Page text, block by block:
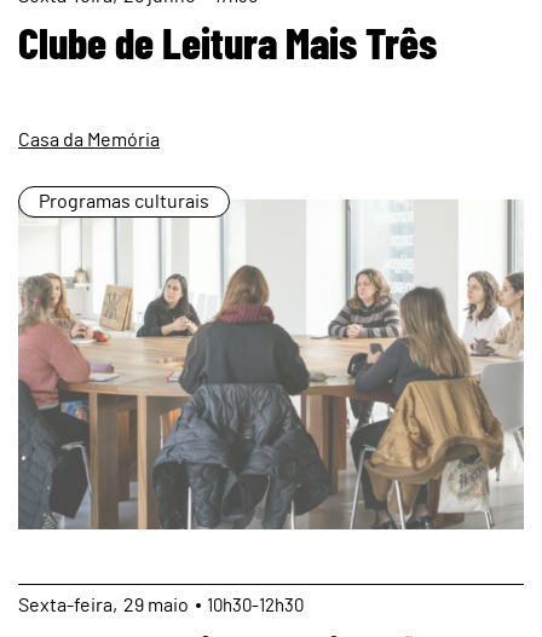
Clube de Leitura Mais Três
Casa da Memória
Programas culturais
page
29 maio
Sexta 10h30-12h30